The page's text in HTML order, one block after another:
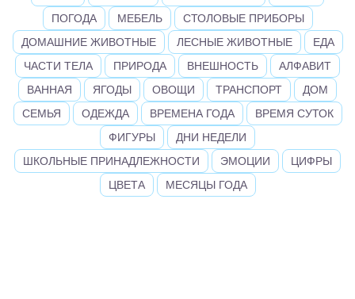
ПОГОДА
МЕБЕЛЬ
СТОЛОВЫЕ ПРИБОРЫ
ДОМАШНИЕ ЖИВОТНЫЕ
ЛЕСНЫЕ ЖИВОТНЫЕ
ЕДА
ЧАСТИ ТЕЛА
ПРИРОДА ВНЕШНОСТЬ
АЛФАВИТ
ВАННАЯ
ЯГОДЫ ОВОЩИ ТРАНСПОРТ
ДОМ
СЕМЬЯ
ОДЕЖДА ВРЕМЕНА ГОДА
ВРЕМЯ СУТОК
ФИГУРЫ
ДНИ НЕДЕЛИ
ШКОЛЬНЫЕ ПРИНАДЛЕЖНОСТИ
ЭМОЦИИ
ЦИФРЫ
ЦВЕТА
МЕСЯЦЫ ГОДА